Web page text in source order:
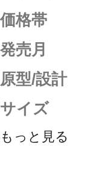
価格帯
発売月
原型/設計
サイズ
もっと見る